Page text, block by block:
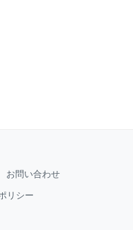
お問い合わせ
リシー